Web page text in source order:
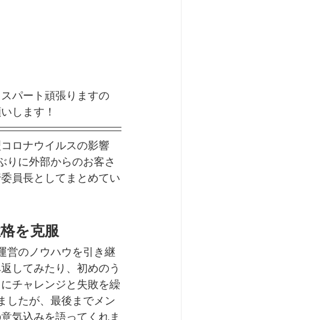
パート頑張りますの
します！
ロナウイルスの影響
りに外部からのお客さ
員長としてまとめてい
を克服
営のノウハウを引き継
してみたり、初めのう
チャレンジと失敗を繰
したが、最後までメン
気込みを語ってくれま